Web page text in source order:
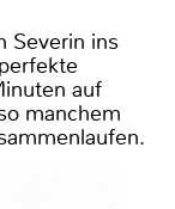
Severin ins
auf
manchem